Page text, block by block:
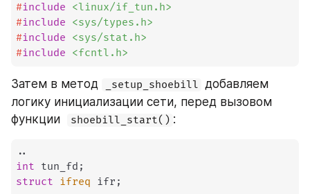
#include <linux/if_tun.h>
#include <sys/types.h>
#include <sys/stat.h>
#include <fcntl.h>
Затем в метод _setup_shoebill добавляем
логику инициализации сети, перед вызовом
функции
shoebill_start() :
..
int tun_fd ;
struct ifreq ifr ;